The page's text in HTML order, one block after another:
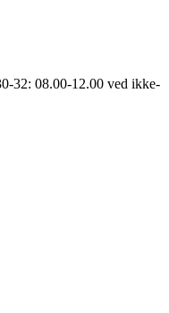
32: 08.00-12.00 ved ikke-